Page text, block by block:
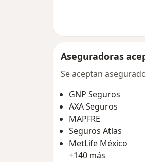
Aseguradoras
Se aceptan
GNP Seguros
AXA Seguros
MAPFRE
Seguros Atlas
MetLife México
+140 más